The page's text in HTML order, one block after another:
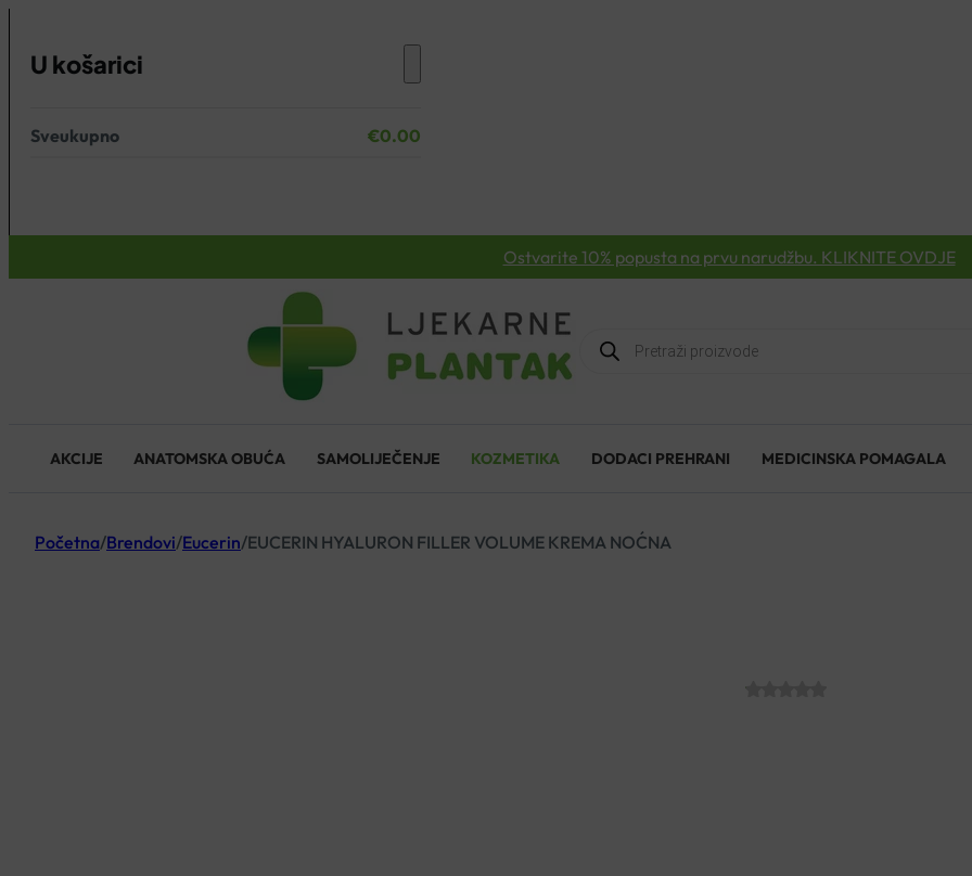
U košarici
Nema proizvoda u košarici.
Sveukupno €0.00
Ostvarite 10% popusta na prvu narudžbu. KLIKNITE OVDJE
Products
search
AKCIJE ANATOMSKA OBUĆA SAMOLIJEČENJE KOZMETIKA DODACI PREHRANI MEDICINSKA POMAGALA
Početna/Brendovi/Eucerin/EUCERIN HYALURON FILLER VOLUME KREMA NOĆNA
EUCERIN